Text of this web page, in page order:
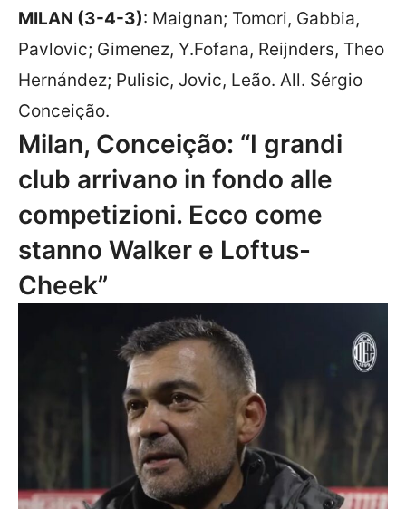
MILAN (3-4-3): Maignan; Tomori, Gabbia,
Pavlovic; Gimenez, Y.Fofana, Reijnders, Theo
Hernández; Pulisic, Jovic, Leão. All. Sérgio
Conceição.
Milan, Conceição: “I grandi
club arrivano in fondo alle
competizioni. Ecco come
stanno Walker e Loftus-
Cheek”